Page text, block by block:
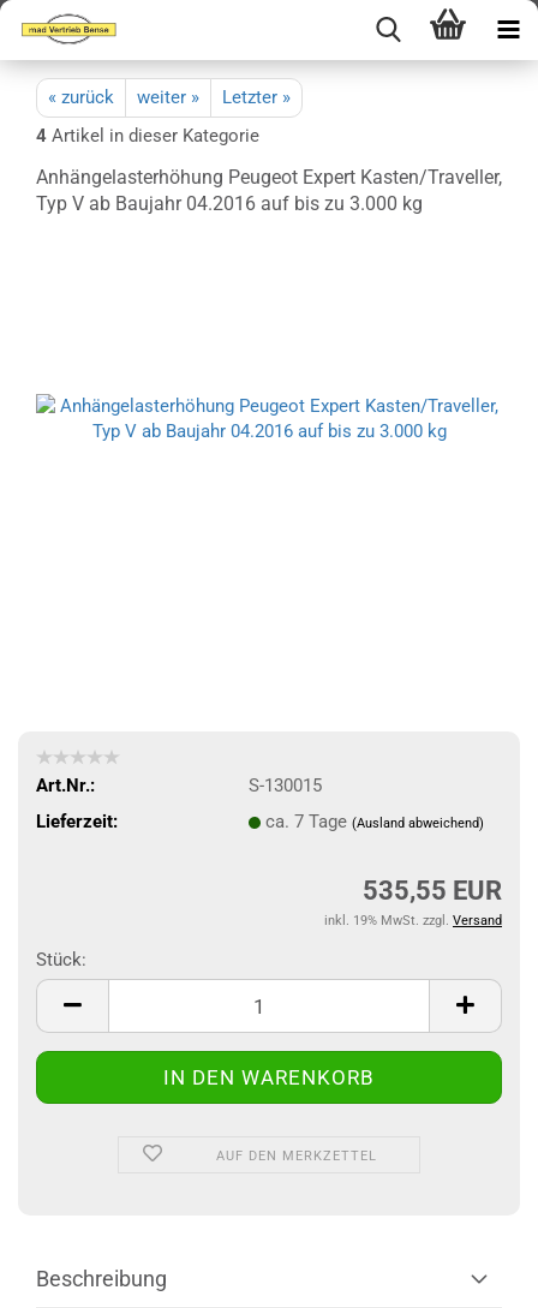
« zurück weiter »
Letzter »
4 Artikel in dieser Kategorie
Anhängelasterhöhung Peugeot Expert Kasten/Traveller,
Typ V ab Baujahr 04.2016 auf bis zu 3.000 kg
Art.Nr.:
S-130015
Lieferzeit:
ca. 7 Tage (Ausland abweichend)
535,55 EUR
inkl. 19% MwSt. zzgl. Versand
Stück:
Stück
AUF DEN MERKZETTEL
Beschreibung